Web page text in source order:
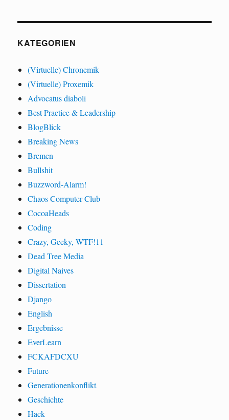
KATEGORIEN
(Virtuelle) Chronemik
(Virtuelle) Proxemik
Advocatus diaboli
Best Practice & Leadership
BlogBlick
Breaking News
Bremen
Bullshit
Buzzword-Alarm!
Chaos Computer Club
CocoaHeads
Coding
Crazy, Geeky, WTF!11
Dead Tree Media
Digital Naives
Dissertation
Django
English
Ergebnisse
EverLearn
FCKAFDCXU
Future
Generationenkonflikt
Geschichte
Hack